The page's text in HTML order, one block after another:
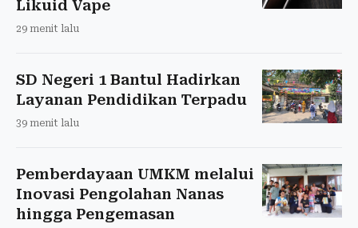
Likuid Vape
29 menit lalu
SD Negeri 1 Bantul Hadirkan
Layanan Pendidikan Terpadu
39 menit lalu
Pemberdayaan UMKM melalui
Inovasi Pengolahan Nanas
hingga Pengemasan